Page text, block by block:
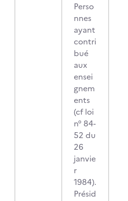
Perso
nnes
ayant
contri
bué
aux
ensei
gnem
ents
(cf loi
n° 84-
52 du
26
janvie
r
1984).
Présid